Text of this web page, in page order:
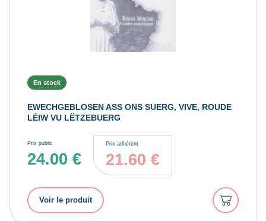
En stock
EWECHGEBLOSEN ASS ONS SUERG, VIVE, ROUDE
LÉIW VU LËTZEBUERG
Prix public
24.00 €
Prix adhérent
21.60 €
Voir le produit
Ajouter
au
panier